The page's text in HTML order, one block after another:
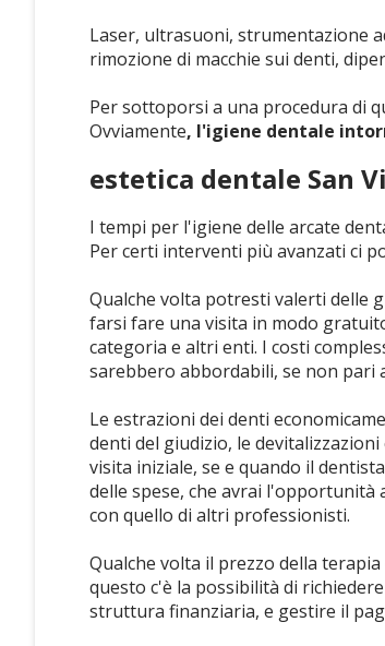
Laser, ultrasuoni, strumentazione
rimozione di macchie sui denti,
Per sottoporsi a una procedura di
Ovviamente, l'igiene dentale
estetica dentale San
I tempi per l'igiene delle arcate
Per certi interventi più avanzati ci
Qualche volta potresti valerti delle
farsi fare una visita in modo
categoria e altri enti. I costi
sarebbero abbordabili, se non pari
Le estrazioni dei denti
denti del giudizio, le
visita iniziale, se e quando il
delle spese, che avrai l'opportunità
con quello di altri professionisti.
Qualche volta il prezzo della
questo c'è la possibilità di
struttura finanziaria, e gestire il